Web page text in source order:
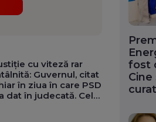
cu viteză rar
Guvernul, citat
în ziua în care PSD
dat în judecată. Cele
fost